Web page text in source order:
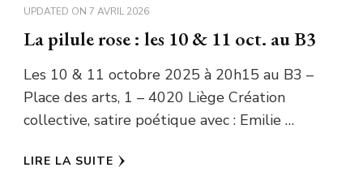
UPDATED ON 7 AVRIL 2026
La pilule rose : les 10 & 11 oct. au B3
Les 10 & 11 octobre 2025 à 20h15 au B3 –
Place des arts, 1 – 4020 Liège Création
collective, satire poétique avec : Emilie …
LIRE LA SUITE